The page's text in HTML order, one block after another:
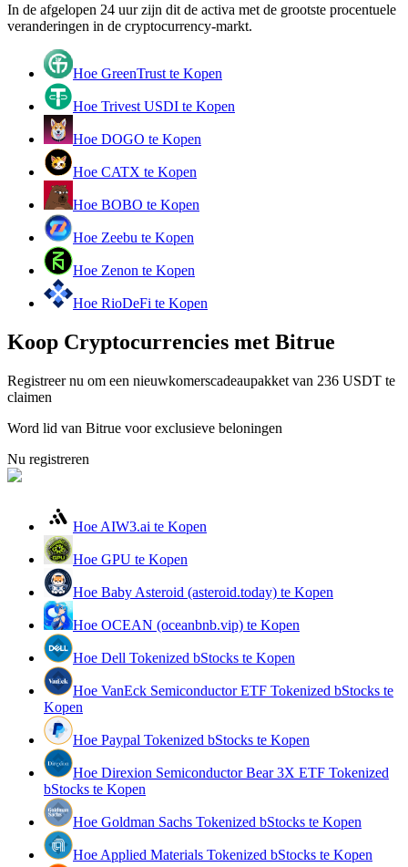
Geniet van winstdeling en copy trading commissies
Informatie
Big data-analyse inclusief handelsinformatie, enz.
Gids
Futures-startgids
Handelsstrategieën
Leer hoe u winstgevend kunt blijven
Verdienen
In de afgelopen 24 uur zijn dit de activa met de grootste procentuele
veranderingen in de cryptocurrency-markt.
Hoe GreenTrust te Kopen
Hoe Trivest USDI te Kopen
Hoe DOGO te Kopen
Hoe CATX te Kopen
Hoe BOBO te Kopen
Hoe Zeebu te Kopen
Hoe Zenon te Kopen
Hoe RioDeFi te Kopen
Koop Cryptocurrencies met Bitrue
Registreer nu om een nieuwkomerscadeaupakket van 236 USDT te
claimen
Word lid van Bitrue voor exclusieve beloningen
Nu registreren
Hoe AIW3.ai te Kopen
Hoe GPU te Kopen
Hoe Baby Asteroid (asteroid.today) te Kopen
Hoe OCEAN (oceanbnb.vip) te Kopen
Hoe Dell Tokenized bStocks te Kopen
Hoe VanEck Semiconductor ETF Tokenized bStocks te
Kopen
Hoe Paypal Tokenized bStocks te Kopen
Hoe Direxion Semiconductor Bear 3X ETF Tokenized
bStocks te Kopen
Hoe Goldman Sachs Tokenized bStocks te Kopen
Hoe Applied Materials Tokenized bStocks te Kopen